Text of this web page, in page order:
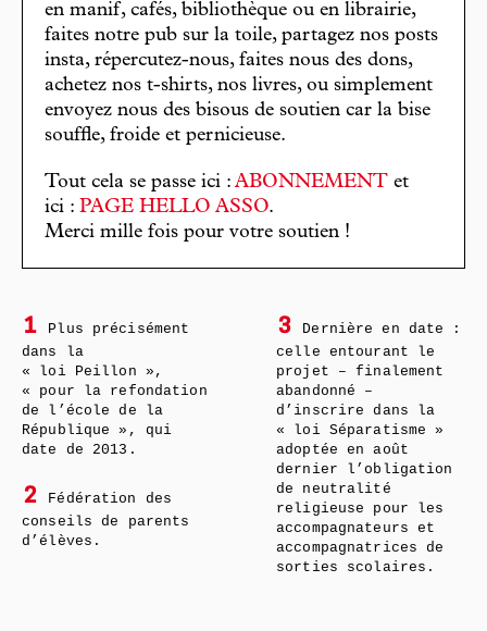
en manif, cafés, bibliothèque ou en librairie,
faites notre pub sur la toile, partagez nos posts
insta, répercutez-nous, faites nous des dons,
achetez nos t-shirts, nos livres, ou simplement
envoyez nous des bisous de soutien car la bise
souffle, froide et pernicieuse.
Tout cela se passe ici : ABONNEMENT et
ici : PAGE HELLO ASSO.
Merci mille fois pour votre soutien !
1
Plus précisément
dans la
« loi Peillon »,
« pour la refondation
de l’école de la
République », qui
date de 2013.
2
Fédération des
conseils de parents
d’élèves.
3
Dernière en date :
celle entourant le
projet – finalement
abandonné –
d’inscrire dans la
« loi Séparatisme »
adoptée en août
dernier l’obligation
de neutralité
religieuse pour les
accompagnateurs et
accompagnatrices de
sorties scolaires.